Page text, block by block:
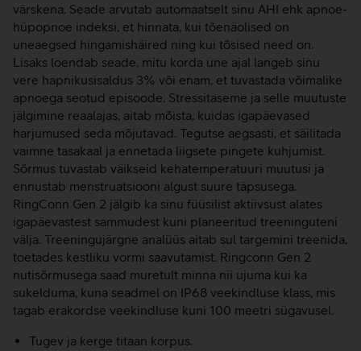
värskena. Seade arvutab automaatselt sinu AHI ehk apnoe-
hüpopnoe indeksi, et hinnata, kui tõenäolised on
uneaegsed hingamishäired ning kui tõsised need on.
Lisaks loendab seade, mitu korda une ajal langeb sinu
vere hapnikusisaldus 3% või enam, et tuvastada võimalike
apnoega seotud episoode. Stressitaseme ja selle muutuste
jälgimine reaalajas, aitab mõista, kuidas igapäevased
harjumused seda mõjutavad. Tegutse aegsasti, et säilitada
vaimne tasakaal ja ennetada liigsete pingete kuhjumist.
Sõrmus tuvastab väikseid kehatemperatuuri muutusi ja
ennustab menstruatsiooni algust suure täpsusega.
RingConn Gen 2 jälgib ka sinu füüsilist aktiivsust alates
igapäevastest sammudest kuni planeeritud treeninguteni
välja. Treeningujärgne analüüs aitab sul targemini treenida,
toetades kestliku vormi saavutamist. Ringconn Gen 2
nutisõrmusega saad muretult minna nii ujuma kui ka
sukelduma, kuna seadmel on IP68 veekindluse klass, mis
tagab erakordse veekindluse kuni 100 meetri sügavusel.
Tugev ja kerge titaan korpus.